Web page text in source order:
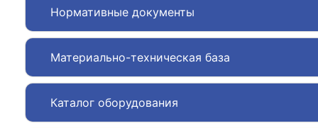
Нормативные документы
Материально-техническая база
Каталог оборудования